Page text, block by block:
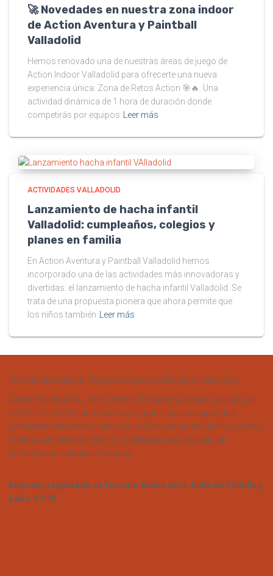
🚀 Novedades en nuestra zona indoor
de Action Aventura y Paintball
Valladolid
Hemos renovado una de nuestras áreas de juego de
Action Indoor Valladolid para ofrecerte una nueva
experiencia única: Zona de Retos Action 🎯🔥. Una
actividad dinámica de 1 hora de duración donde
competirás por equipos
Leer más
ACTIVIDADES VALLADOLID
Lanzamiento de hacha infantil
Valladolid: cumpleaños, colegios y
planes en familia
En Action Aventura y Paintball Valladolid hemos
incorporado una de las actividades más innovadoras y
divertidas: el lanzamiento de hacha infantil Valladolid. Se
trata de una propuesta pionera que ahora permite que
los niños también
Leer más
Horario de apertura: Todos los días del año, bajo cita previa.
Action Paintball S.L, como Centro de Turismo Activo se ajusta al
DECRETO 7/2021, de 11 de marzo, por el que se regulan las
actividades de turismo activo en la Comunidad de Castilla y León, y
cuenta con personal técnico cualificado para realizar las
diferentes actividades ofertadas.
Empresa registrada en Turismo Activo de la Junta de Castilla y
León. 47/10